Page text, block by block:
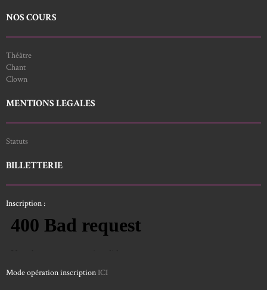
NOS COURS
Théâtre
Chant
Clown
MENTIONS LEGALES
Statuts
BILLETTERIE
Inscription :
Mode opération inscription ICI